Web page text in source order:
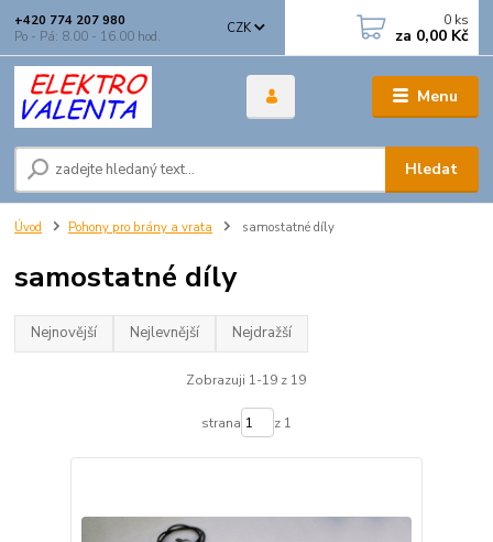
Menu
CZK
Hledat
+420 774 207 980
Po - Pá: 8.00 - 16.00 hod.
0 ks
za 0,00 Kč
Úvod Pohony pro brány a vrata samostatné díly
samostatné díly
Nejnovější Nejlevnější Nejdražší
Zobrazuji 1-19 z 19
strana z 1